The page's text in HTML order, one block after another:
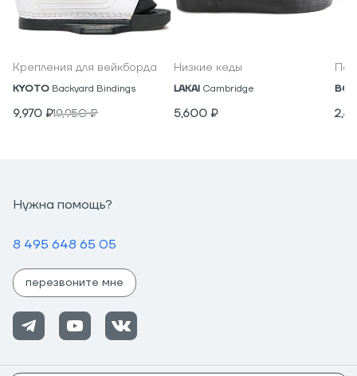
Крепления для вейкборда
KYOTO Backyard Bindings
9,970 ₽19,950₽
Низкие кеды
LAKAI Cambridge
5,600 ₽
Нужна помощь?
8 495 648 65 05
перезвоните мне